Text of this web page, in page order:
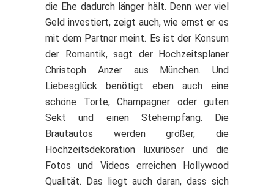
die Ehe dadurch länger hält. Denn wer viel
Geld investiert, zeigt auch, wie ernst er es
mit dem Partner meint. Es ist der Konsum
der Romantik, sagt der Hochzeitsplaner
Christoph Anzer aus München. Und
Liebesglück benötigt eben auch eine
schöne Torte, Champagner oder guten
Sekt und einen Stehempfang. Die
Brautautos werden größer, die
Hochzeitsdekoration luxuriöser und die
Fotos und Videos erreichen Hollywood
Qualität. Das liegt auch daran, dass sich